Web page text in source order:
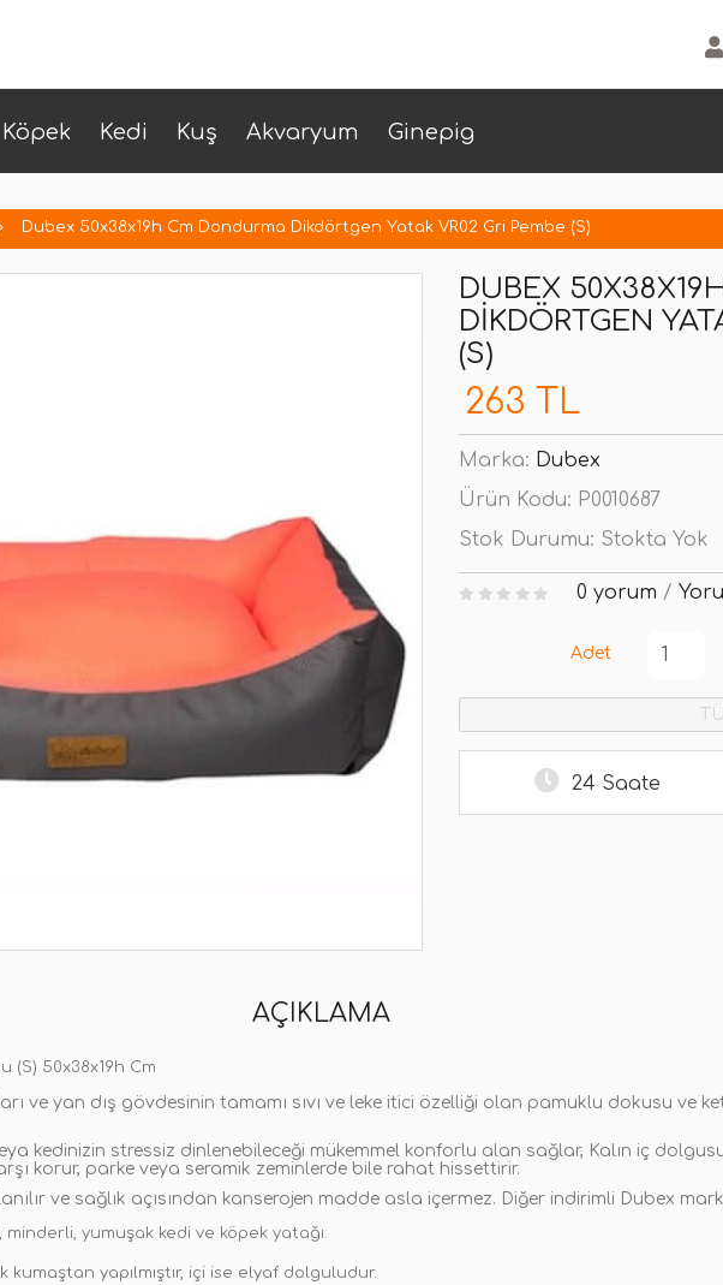
Köpek Kedi Kuş Akvaryum Ginepig
Dubex 50x38x19h Cm Dondurma Dikdörtgen Yatak VR02 Gri Pembe (S)
DUBEX
DIKDÖRTGEN
(S)
263 TL
Marka: Dubex
Ürün Kodu: P0010687
Stok Durumu: Stokta Yok
0 yorum /
Adet
24 Saate
AÇIKLAMA
(S) 50x38x19h Cm
ve yan dış gövdesinin tamamı sıvı ve leke itici özelliği olan pamuklu dokusu ve
kedinizin stressiz dinlenebileceği mükemmel konforlu alan sağlar, Kalın iç
korur, parke veya seramik zeminlerde bile rahat hissettirir.
ve sağlık açısından kanserojen madde asla içermez. Diğer indirimli Dubex
yumuşak kedi ve köpek yatağı.
kumaştan yapılmıştır, içi ise elyaf dolguludur.